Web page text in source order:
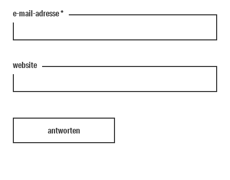
e-mail-adresse*
website